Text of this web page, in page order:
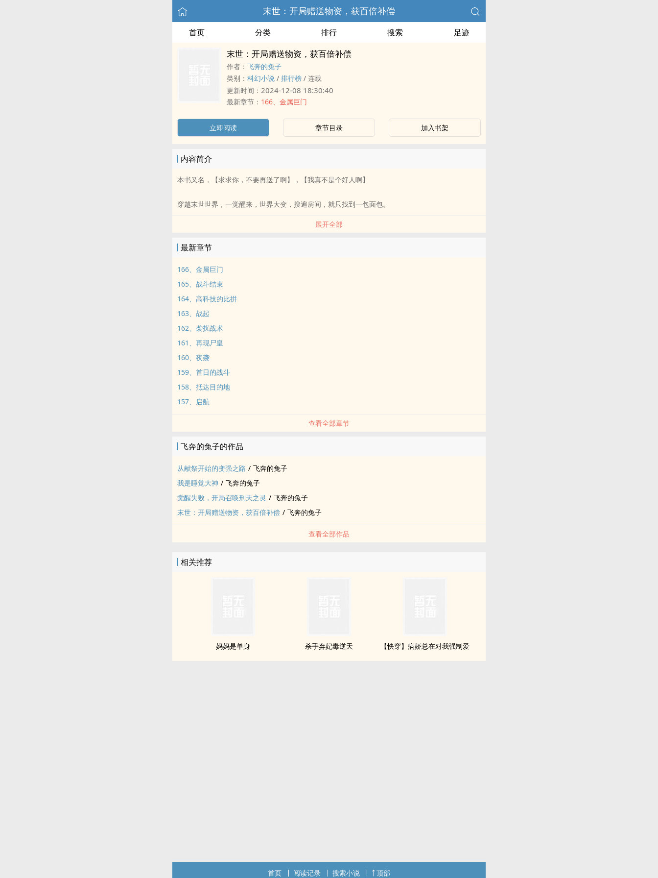
末世：开局赠送物资，获百倍补偿
首页 分类 排行 搜索 足迹
末世：开局赠送物资，获百倍补偿
作者： 飞奔的兔子
类别： 科幻小说 / 排行榜 / 连载
更新时间： 2024-12-08 18:30:40
最新章节： 166、金属巨门
立即阅读 章节目录 加入书架
内容简介
本书又名，【求求你，不要再送了啊】，【我真不是个好人啊】
穿越末世世界，一觉醒来，世界大变，搜遍房间，就只找到一包面包。
对此，苏元做出了一个大胆的决定。
不为别的，只因为……
前半生，您保护我们，后半生，我守护您！
【叮，获得面包ⅹ30】
系统觉醒，只要赠送出自己的物资，就能得到暴击补偿。
展开全部
最新章节
166、金属巨门
165、战斗结束
164、高科技的比拼
163、战起
162、袭扰战术
161、再现尸皇
160、夜袭
159、首日的战斗
158、抵达目的地
157、启航
查看全部章节
飞奔的兔子的作品
从献祭开始的变强之路 / 飞奔的兔子
我是睡觉大神 / 飞奔的兔子
觉醒失败，开局召唤刑天之灵 / 飞奔的兔子
末世：开局赠送物资，获百倍补偿 / 飞奔的兔子
查看全部作品
相关推荐
妈妈是单身 杀手弃妃毒逆天 【快穿】病娇总在对我强制爱
首页 阅读记录 搜索小说 顶部